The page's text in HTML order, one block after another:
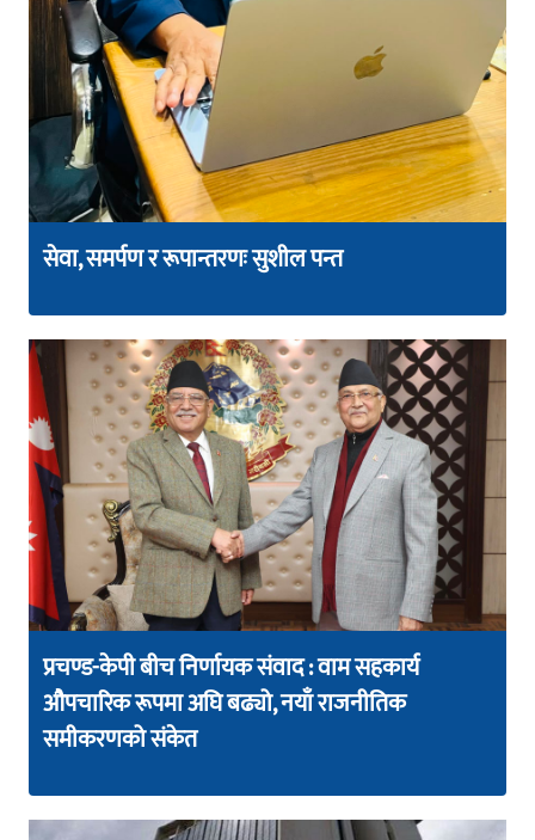
सेवा, समर्पण र रूपान्तरणः सुशील पन्त
प्रचण्ड-केपी बीच निर्णायक संवाद : वाम सहकार्य
औपचारिक रूपमा अघि बढ्यो, नयाँ राजनीतिक
समीकरणको संकेत